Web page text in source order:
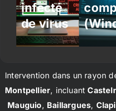
infecté
de virus
Intervention dans un rayon
Montpellier, incluant
Mauguio, Baillargues,